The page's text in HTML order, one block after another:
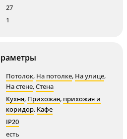
27
1
Потолок, На потолке, На улице,
На стене,Стена
Кухня, Прихожая, прихожая и
коридор, Кафе
IP20
есть